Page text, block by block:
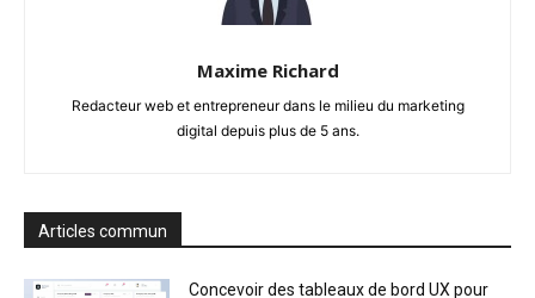
Maxime Richard
Redacteur web et entrepreneur dans le milieu du marketing
digital depuis plus de 5 ans.
Articles commun
Concevoir des tableaux de bord UX pour